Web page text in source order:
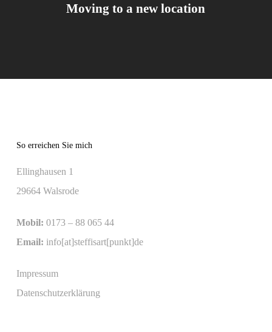
Moving to a new location
So erreichen Sie mich
Ellinghausen 1
29664 Walsrode
Mobil: 0173 – 88 065 44
Email: info[at]steffisart[punkt]de
Impressum
Datenschutzerklärung